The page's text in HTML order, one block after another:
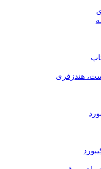
هندزفری